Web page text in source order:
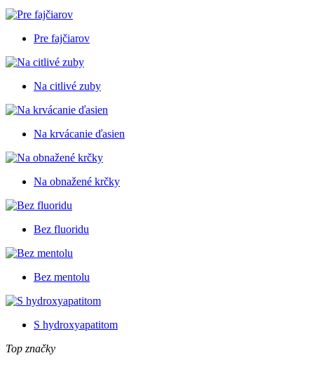
Pre fajčiarov
Na citlivé zuby
Na krvácanie ďasien
Na obnažené krčky
Bez fluoridu
Bez mentolu
S hydroxyapatitom
Top značky